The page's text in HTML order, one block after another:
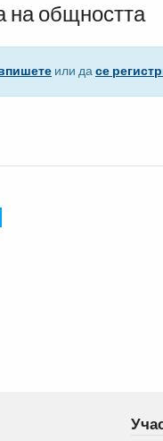
на общността
или дасе